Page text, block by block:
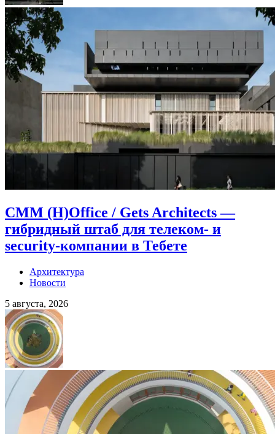
CMM (H)Office / Gets Architects —
гибридный штаб для телеком- и
security-компании в Тебете
Архитектура
Новости
5 августа, 2026